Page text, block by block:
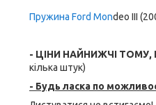
Пружина Ford Mondeo III
- ЦІНИ НАЙНИЖЧІ ТОМУ,
кілька штук)
- Будь ласка по